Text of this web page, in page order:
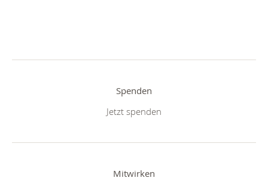
Spenden
Jetzt spenden
Mitwirken